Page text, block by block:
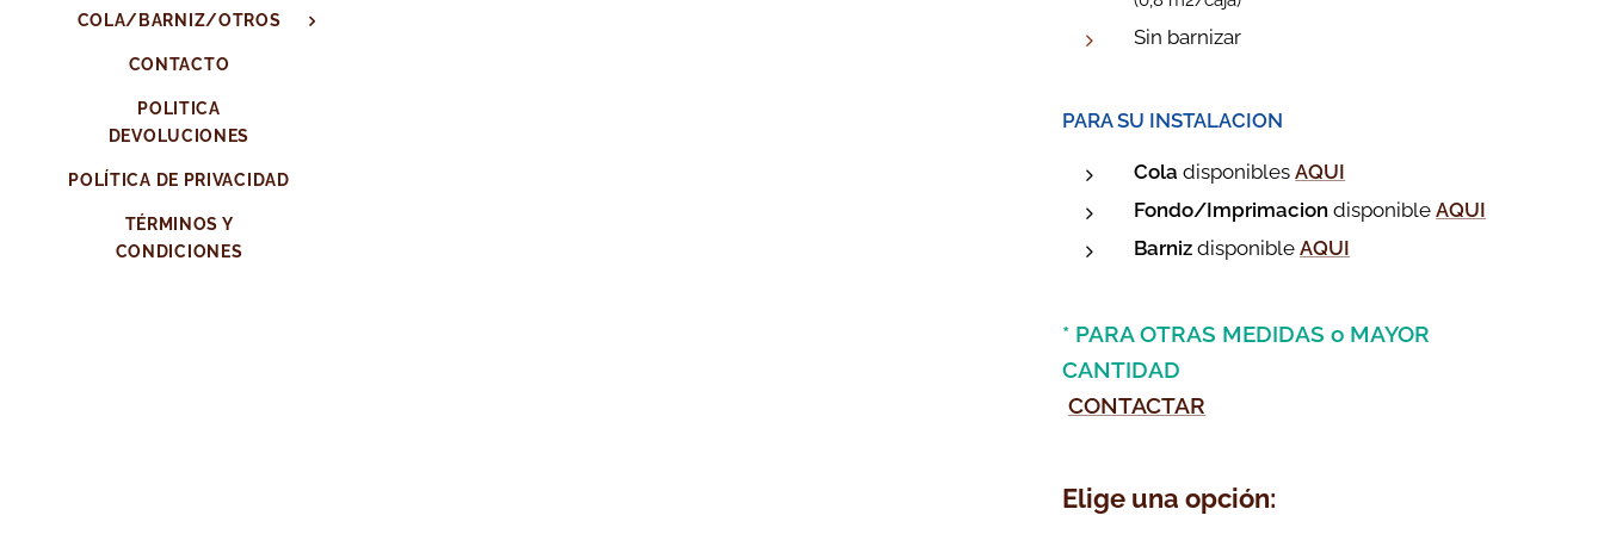
COLA/BARNIZ/OTROS
CONTACTO
POLITICA
DEVOLUCIONES
POLÍTICA DE PRIVACIDAD
TÉRMINOS Y
CONDICIONES
Sin barnizar
PARA SU INSTALACION
Cola disponiblesAQUI
Fondo/Imprimacion disponibleAQUI
Barniz disponibleAQUI
* PARA OTRAS MEDIDAS o MAYOR
CANTIDAD
CONTACTAR
Elige una opción: